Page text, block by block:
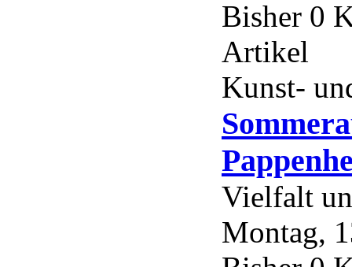
Bisher 0
Artikel
Kunst-
Vielfalt
Montag,